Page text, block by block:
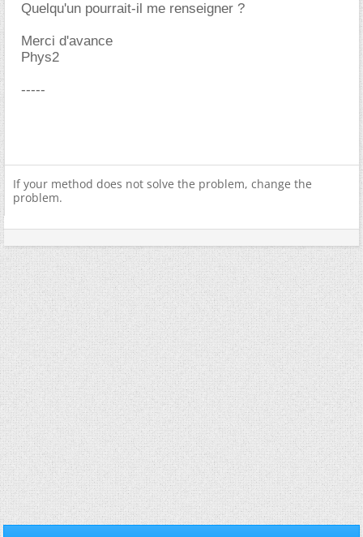
Quelqu'un pourrait-il me renseigner ?
Merci d'avance
Phys2
-----
If your method does not solve the problem, change the
problem.